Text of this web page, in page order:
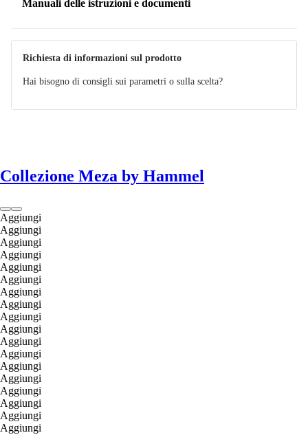
Manuali delle istruzioni e documenti
Richiesta di informazioni sul prodotto
Hai bisogno di consigli sui parametri o sulla scelta?
Collezione Meza by Hammel
Aggiungi
Aggiungi
Aggiungi
Aggiungi
Aggiungi
Aggiungi
Aggiungi
Aggiungi
Aggiungi
Aggiungi
Aggiungi
Aggiungi
Aggiungi
Aggiungi
Aggiungi
Aggiungi
Aggiungi
Aggiungi